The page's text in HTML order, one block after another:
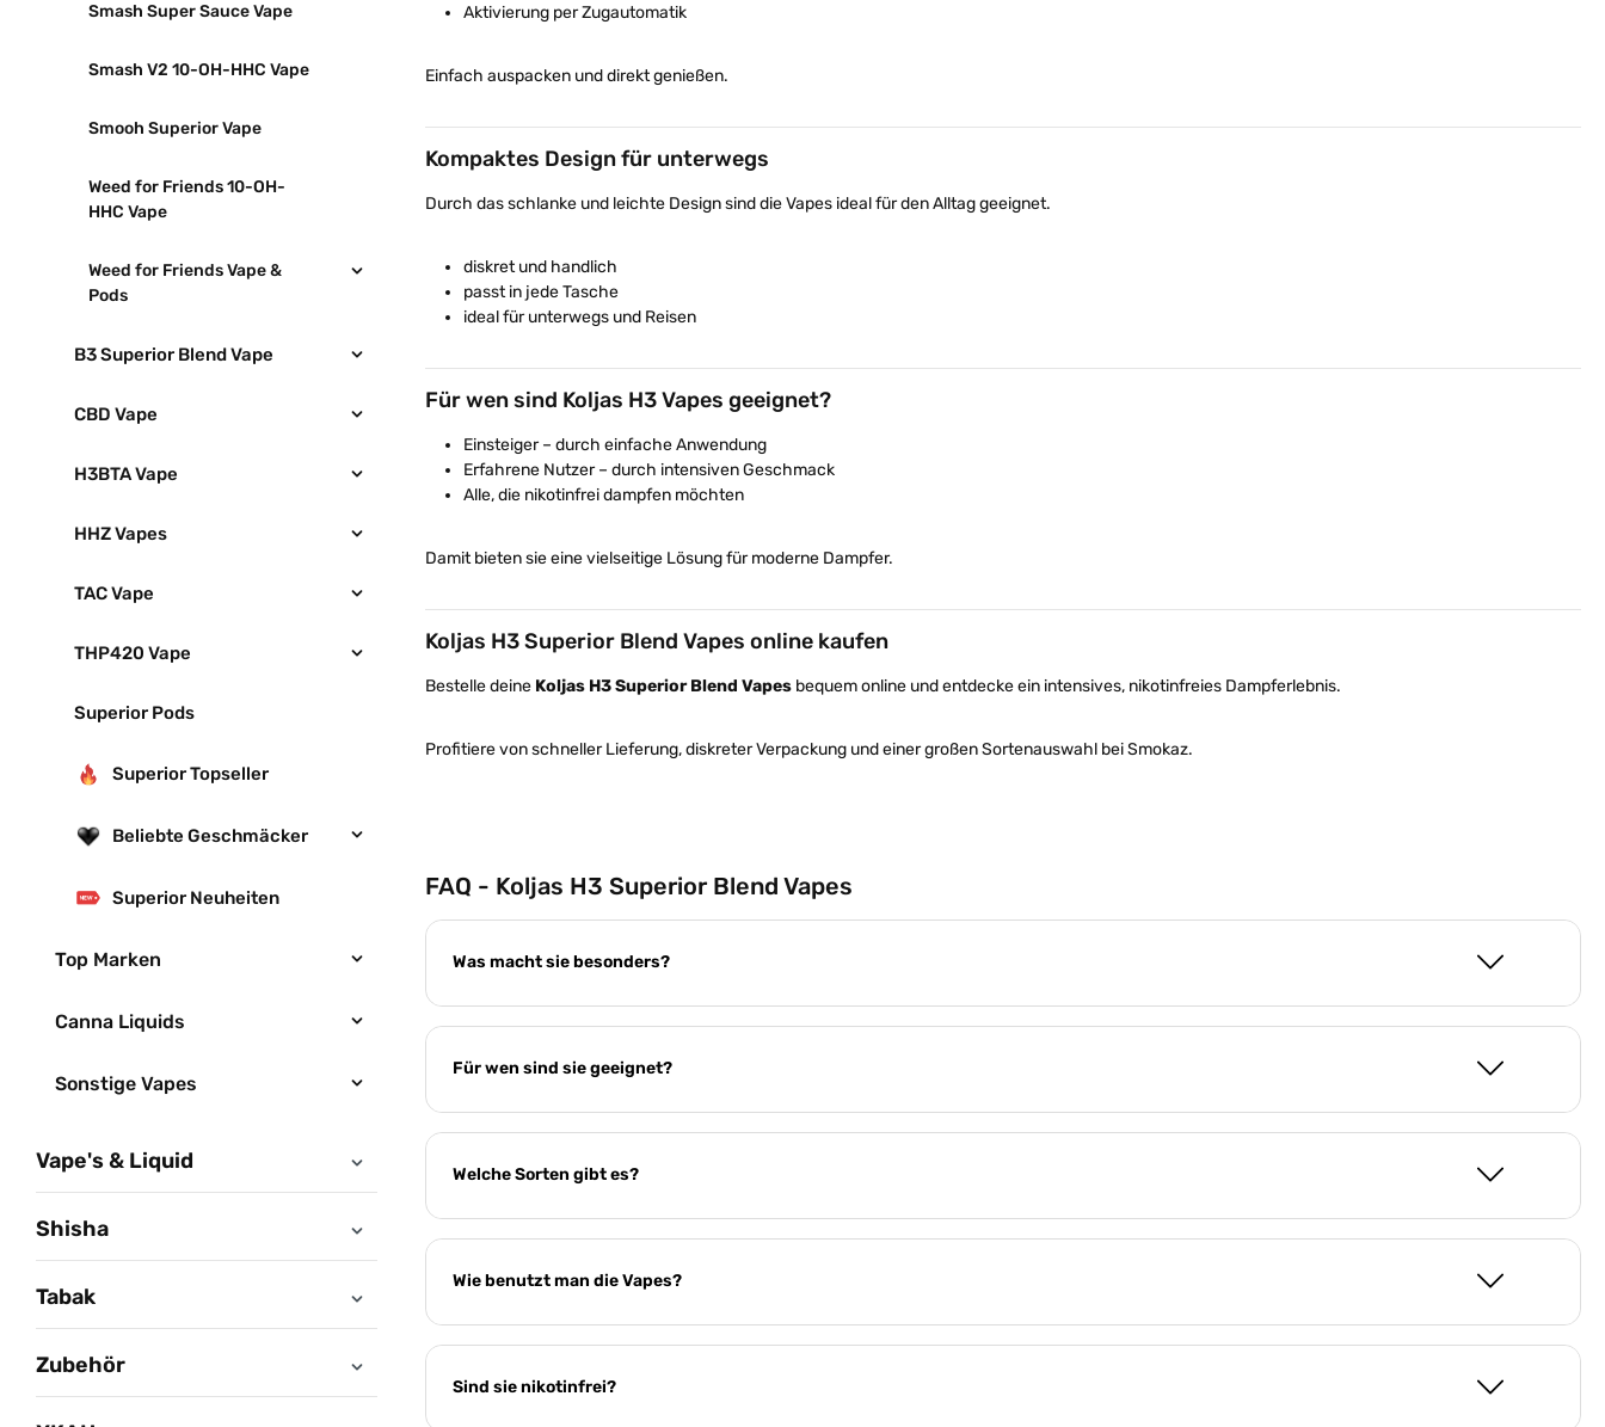
Smash Super Sauce Vape
Smash V2 10-OH-HHC Vape
Smooh Superior Vape
Weed for Friends 10-OH-
HHC Vape
Weed for Friends Vape &
Pods
B3 Superior Blend Vape
CBD Vape
H3BTA Vape
HHZ Vapes
TAC Vape
THP420 Vape
Superior Pods
Superior Topseller
Beliebte Geschmäcker
Superior Neuheiten
Top Marken
Canna Liquids
Sonstige Vapes
Vape's & Liquid
Shisha
Tabak
Zubehör
Aktivierung per Zugautomatik
Einfach auspacken und direkt genießen.
Kompaktes Design für unterwegs
Durch das schlanke und leichte Design sind die Vapes ideal für den Alltag geeignet.
diskret und handlich
passt in jede Tasche
ideal für unterwegs und Reisen
Für wen sind Koljas H3 Vapes geeignet?
Einsteiger – durch einfache Anwendung
Erfahrene Nutzer – durch intensiven Geschmack
Alle, die nikotinfrei dampfen möchten
Damit bieten sie eine vielseitige Lösung für moderne Dampfer.
Koljas H3 Superior Blend Vapes online kaufen
Bestelle deine Koljas H3 Superior Blend Vapes bequem online und entdecke ein intensives, nikotinfreies Dampferlebnis.
Profitiere von schneller Lieferung, diskreter Verpackung und einer großen Sortenauswahl bei Smokaz.
FAQ - Koljas H3 Superior Blend Vapes
Was macht sie besonders?
Für wen sind sie geeignet?
Welche Sorten gibt es?
Wie benutzt man die Vapes?
Sind sie nikotinfrei?